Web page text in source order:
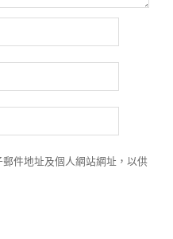
件地址及個人網站網址，以供